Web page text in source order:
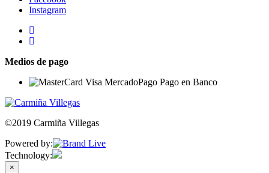
Instagram
Medios de pago
©2019 Carmiña Villegas
Powered by:
Technology:
×